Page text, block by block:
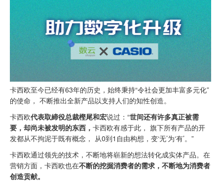
卡西欧至今已经有63年的历史，始终秉持“令社会更加丰富多元化”
的使命， 不断推出全新产品以支持人们的知性创造。
卡西欧代表取締役总裁樫尾和宏说过：“世间还有许多真正被需
要 ，却尚未被发明的东西， 卡西欧有感于此， 旗下所有产品的开
发都从不拘泥于既有概念， 从0到1自由构想，变‘无’为‘有’。”
卡西欧通过领先的技术，不断地将崭新的想法转化成实体产品。在
营销方面，卡西欧也在不断的挖掘消费者的需求，不断地为消费者
创造贡献。